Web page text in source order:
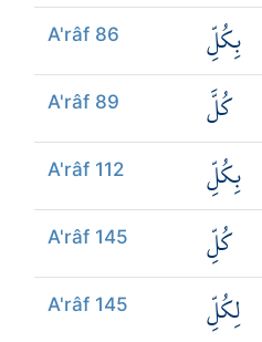
A'râf 86 بِكُلِّ
A'râf 89 كُلَّ
A'râf 112 بِكُلِّ
A'râf 145 كُلِّ
A'râf 145 لِكُلِّ